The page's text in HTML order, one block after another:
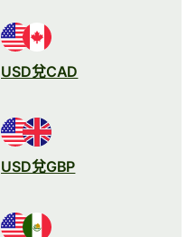
USD兌CAD
USD兌GBP